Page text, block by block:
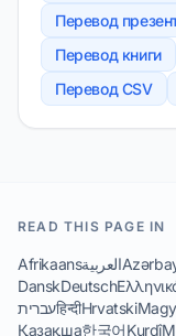
Перевод
Перевод книги
Перевод CSV
READ THIS PAGE IN
Afrikaansالعربية
DanskDeutsch
עבריתहिन्दीHrvatski
Қазақша한국어Kurdî